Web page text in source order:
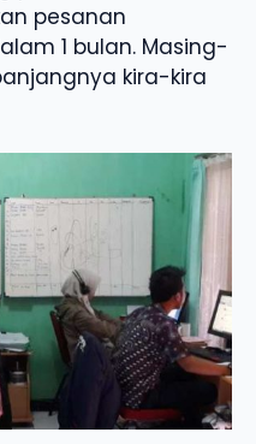
pesanan
1 bulan. Masing-
kira-kira